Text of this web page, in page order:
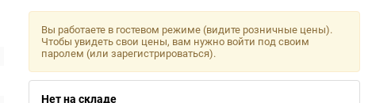
Вы работаете в гостевом режиме (видите розничные цены).
Чтобы увидеть свои цены, вам нужно войти под своим
паролем (или зарегистрироваться).
Нет на складе